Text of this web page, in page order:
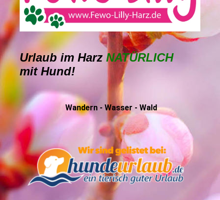
Urlaub im Harz NATÜRLICH
mit Hund!
Wandern - Wasser - Wald